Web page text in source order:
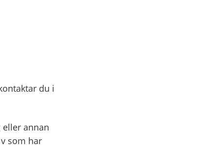
du i
annan
som har